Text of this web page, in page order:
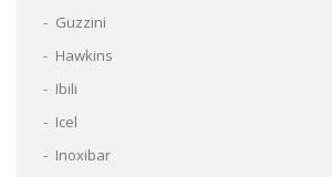
Guzzini
Hawkins
Ibili
Icel
Inoxibar